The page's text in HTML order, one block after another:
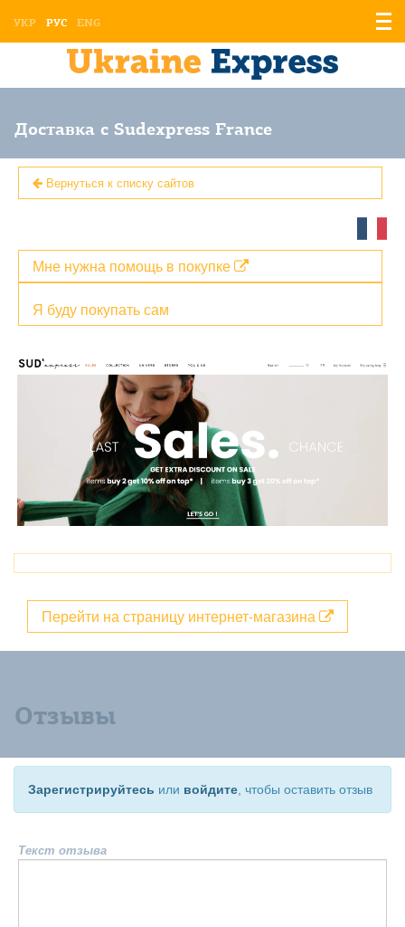
УКР РУС ENG
Доставка с Sudexpress France
Вернуться к списку сайтов
Я буду покупать сам
Мне нужна помощь в покупке
Перейти на страницу интернет-магазина
Отзывы
Зарегистрируйтесь или войдите , чтобы оставить отзыв
Текст отзыва